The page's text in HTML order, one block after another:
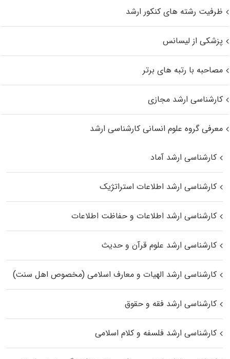
ظرفیت رشته های کنکور ارشد
پزشکی از لیسانس
مصاحبه با رتبه های برتر
کارشناسی ارشد مجازی
معرفی گروه علوم انسانی کارشناسی ارشد
کارشناسی ارشد آماد
کارشناسی ارشد اطلاعات استراتژیک
کارشناسی ارشد اطلاعات و حفاظت اطلاعات
کارشناسی ارشد علوم قرآن و حدیث
کارشناسی ارشد الهیات و معارف اسلامی (مخصوص اهل سنت)
کارشناسی ارشد فقه و حقوق
کارشناسی ارشد فلسفه و کلام اسلامی